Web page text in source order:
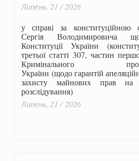
Липень, 21 / 2026
у справі за конституційною
Сергія Володимировича
Конституції України
третьої статті 307, частин
Кримінального
України (щодо гарантій
захисту майнових прав на
розслідування)
Липень, 21 / 2026